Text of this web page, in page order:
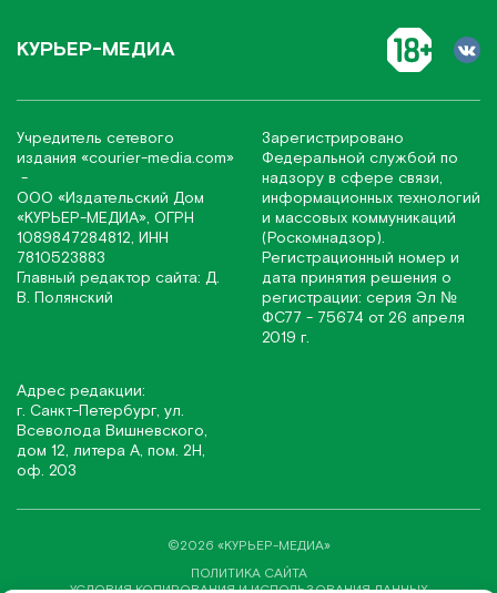
КУРЬЕР-МЕДИА
Учредитель сетевого
издания «соurier-media.com»
-
ООО «Издательский Дом
«КУРЬЕР-МЕДИА», ОГРН
1089847284812, ИНН
7810523883
Главный редактор сайта: Д.
В. Полянский
Зарегистрировано
Федеральной службой по
надзору в сфере связи,
информационных технологий
и массовых коммуникаций
(Роскомнадзор).
Регистрационный номер и
дата принятия решения о
регистрации: серия Эл №
ФС77 - 75674 от 26 апреля
2019 г.
Адрес редакции:
г. Санкт-Петербург, ул.
Всеволода Вишневского,
дом 12, литера А, пом. 2Н,
оф. 203
©2026 «КУРЬЕР-МЕДИА»
ПОЛИТИКА САЙТА